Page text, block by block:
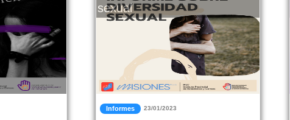
sexual
Informes 23/01/2023